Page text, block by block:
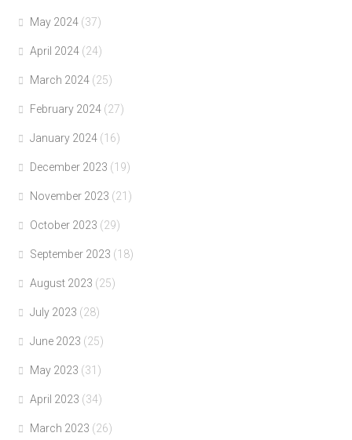
May 2024 (37)
April 2024 (24)
March 2024 (25)
February 2024 (27)
January 2024 (16)
December 2023 (19)
November 2023 (21)
October 2023 (29)
September 2023 (18)
August 2023 (25)
July 2023 (28)
June 2023 (25)
May 2023 (31)
April 2023 (34)
March 2023 (26)